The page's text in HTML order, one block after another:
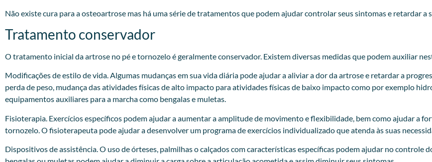
Não existe cura para a osteoartrose mas há uma série de tratamentos que podem ajudar controlar seus sintomas e retardar a
Tratamento conservador
O tratamento inicial da artrose no pé e tornozelo é geralmente conservador. Existem diversas medidas que podem auxiliar
Modificações de estilo de vida. Algumas mudanças em sua vida diária pode ajudar a aliviar a dor da artrose e retardar a
perda de peso, mudança das atividades físicas de alto impacto para atividades físicas de baixo impacto como por exemplo
equipamentos auxiliares para a marcha como bengalas e muletas.
Fisioterapia. Exercícios específicos podem ajudar a aumentar a amplitude de movimento e flexibilidade, bem como ajudar a
tornozelo. O fisioterapeuta pode ajudar a desenvolver um programa de exercícios individualizado que atenda às suas
Dispositivos de assistência. O uso de órteses, palmilhas o calçados com características específicas podem ajudar no controle